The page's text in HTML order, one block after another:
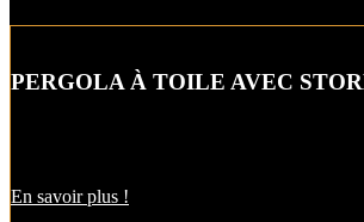
PERGOLA À TOILE AVEC
En savoir plus !